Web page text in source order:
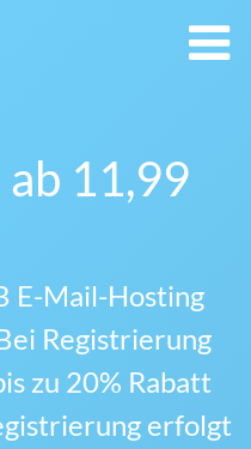
11,99
E-Mail-Hosting
Registrierung
zu 20% Rabatt
erfolgt